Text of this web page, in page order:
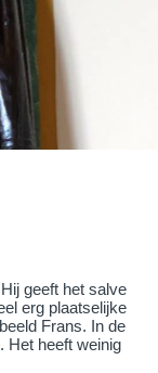
geeft het salve
erg plaatselijke
Frans. In de
Het heeft weinig